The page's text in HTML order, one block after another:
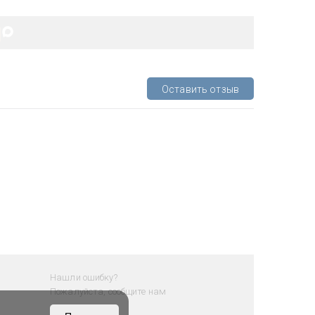
Оставить отзыв
Нашли ошибку?
Пожалуйста, сообщите нам